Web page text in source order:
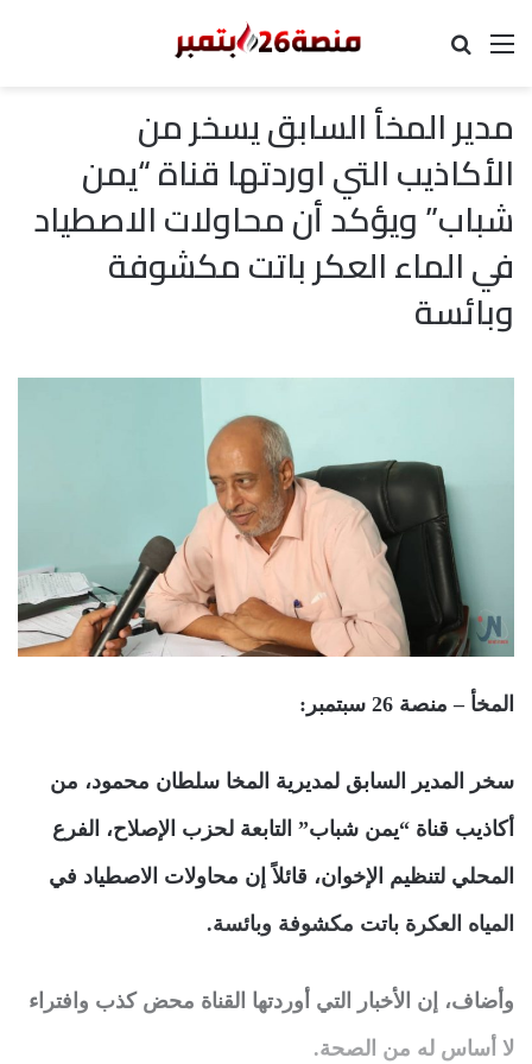
القائمة
مدير المخأ السابق يسخر من
الأكاذيب التي اوردتها قناة “يمن
شباب” ويؤكد أن محاولات الاصطياد
في الماء العكر باتت مكشوفة
وبائسة
المخأ – منصة 26 سبتمبر:
سخر المدير السابق لمديرية المخا سلطان محمود، من
أكاذيب قناة “يمن شباب” التابعة لحزب الإصلاح، الفرع
المحلي لتنظيم الإخوان، قائلاً إن محاولات الاصطياد في
المياه العكرة باتت مكشوفة وبائسة.
وأضاف، إن الأخبار التي أوردتها القناة محض كذب وافتراء
لا أساس له من الصحة.